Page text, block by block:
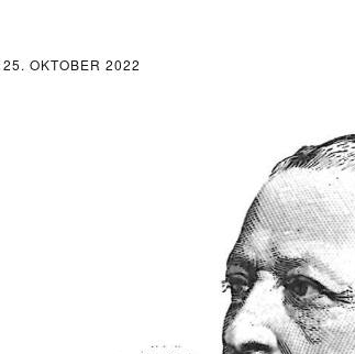
FONTANE UND SCHULE
FORSCHER*INNEN
FONTANE-INSTITUTIONEN
25. OKTOBER 2022